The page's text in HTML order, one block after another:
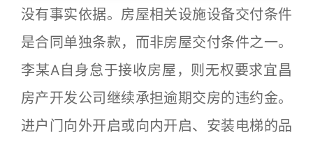
没有事实依据。房屋相关设施设备交付条件
是合同单独条款，而非房屋交付条件之一。
李某A自身怠于接收房屋，则无权要求宜昌
房产开发公司继续承担逾期交房的违约金。
进户门向外开启或向内开启、安装电梯的品